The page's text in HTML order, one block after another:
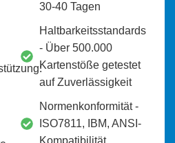
30-40 Tagen
Haltbarkeitsstandards
- Über 500.000
Kartenstöße getestet
auf Zuverlässigkeit
Normenkonformität -
ISO7811, IBM, ANSI-